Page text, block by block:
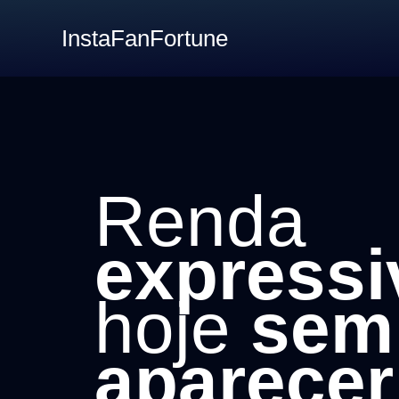
InstaFanFortune
Renda
hoje sem
aparecer